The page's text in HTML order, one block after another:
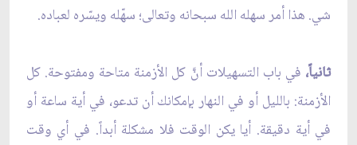
شي. هذا أمر سهله الله سبحانه وتعالى؛ سهّله ويسّره لعباده.
ثانياً، في باب التسهيلات أنَّ كل الأزمنة متاحة ومفتوحة. كل
الأزمنة: بالليل أو في النهار بإمكانك أن تدعو، في أية ساعة أو
في أية دقيقة. أيا يكن الوقت فلا مشكلة أبداً. في أي وقت